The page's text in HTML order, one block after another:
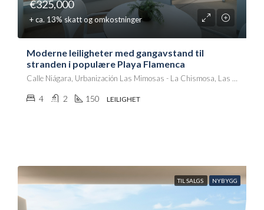
€325,000
+ ca. 13% skatt og omkostninger
Moderne leiligheter med gangavstand til
stranden i populære Playa Flamenca
Calle Niágara, Urbanización Las Mimosas - La Chismosa, Las Piscinas-Sector J-1, Urbanización Horizonte, Orihuela, el Baix Segura / La Vega Baja, Alacant / Alicante, Comunitat Valenciana, 03189, España
4 2 150 LEILIGHET
TIL SALGS NYBYGG